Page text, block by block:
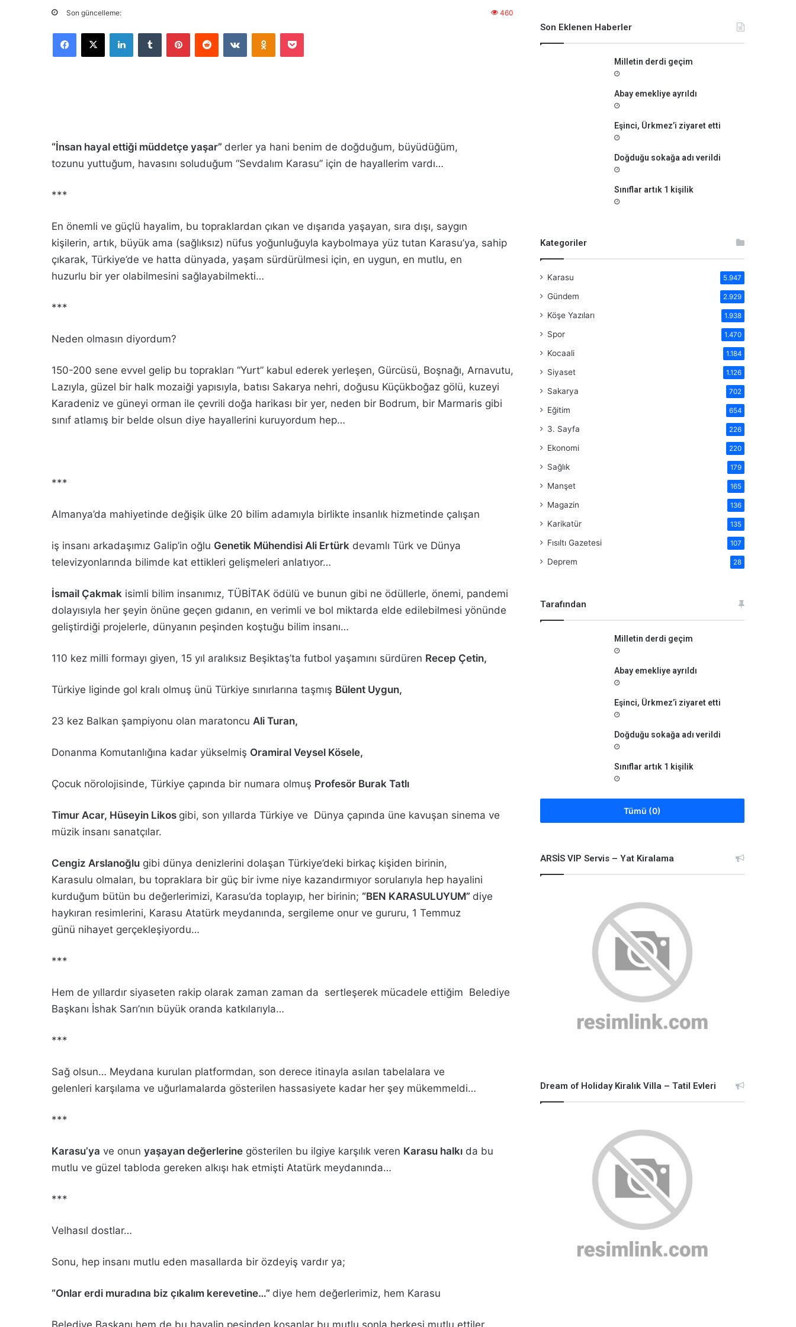
Son güncelleme: 460
“İnsan hayal ettiği müddetçe yaşar” derler ya hani benim de doğduğum, büyüdüğüm,
tozunu yuttuğum, havasını soluduğum “Sevdalım Karasu” için de hayallerim vardı…
***
En önemli ve güçlü hayalim, bu topraklardan çıkan ve dışarıda yaşayan, sıra dışı, saygın
kişilerin, artık, büyük ama (sağlıksız) nüfus yoğunluğuyla kaybolmaya yüz tutan Karasu’ya, sahip
çıkarak, Türkiye’de ve hatta dünyada, yaşam sürdürülmesi için, en uygun, en mutlu, en
huzurlu bir yer olabilmesini sağlayabilmekti…
***
Neden olmasın diyordum?
150-200 sene evvel gelip bu toprakları “Yurt” kabul ederek yerleşen, Gürcüsü, Boşnağı, Arnavutu,
Lazıyla, güzel bir halk mozaiği yapısıyla, batısı Sakarya nehri, doğusu Küçükboğaz gölü, kuzeyi
Karadeniz ve güneyi orman ile çevrili doğa harikası bir yer, neden bir Bodrum, bir Marmaris gibi
sınıf atlamış bir belde olsun diye hayallerini kuruyordum hep…
***
Almanya’da mahiyetinde değişik ülke 20 bilim adamıyla birlikte insanlık hizmetinde çalışan
iş insanı arkadaşımız Galip’in oğlu Genetik Mühendisi Ali Ertürk devamlı Türk ve Dünya
televizyonlarında bilimde kat ettikleri gelişmeleri anlatıyor…
İsmail Çakmak isimli bilim insanımız, TÜBİTAK ödülü ve bunun gibi ne ödüllerle, önemi, pandemi
dolayısıyla her şeyin önüne geçen gıdanın, en verimli ve bol miktarda elde edilebilmesi yönünde
geliştirdiği projelerle, dünyanın peşinden koştuğu bilim insanı…
110 kez milli formayı giyen, 15 yıl aralıksız Beşiktaş’ta futbol yaşamını sürdüren Recep Çetin,
Türkiye liginde gol kralı olmuş ünü Türkiye sınırlarına taşmış Bülent Uygun,
23 kez Balkan şampiyonu olan maratoncu Ali Turan,
Donanma Komutanlığına kadar yükselmiş Oramiral Veysel Kösele,
Çocuk nörolojisinde, Türkiye çapında bir numara olmuş Profesör Burak Tatlı
Timur Acar, Hüseyin Likos gibi, son yıllarda Türkiye ve Dünya çapında üne kavuşan sinema ve
müzik insanı sanatçılar.
Cengiz Arslanoğlu gibi dünya denizlerini dolaşan Türkiye’deki birkaç kişiden birinin,
Karasulu olmaları, bu topraklara bir güç bir ivme niye kazandırmıyor sorularıyla hep hayalini
kurduğum bütün bu değerlerimizi, Karasu’da toplayıp, her birinin; “BEN KARASULUYUM” diye
haykıran resimlerini, Karasu Atatürk meydanında, sergileme onur ve gururu, 1 Temmuz
günü nihayet gerçekleşiyordu…
***
Hem de yıllardır siyaseten rakip olarak zaman zaman da sertleşerek mücadele ettiğim Belediye
Başkanı İshak Sarı’nın büyük oranda katkılarıyla…
***
Sağ olsun… Meydana kurulan platformdan, son derece itinayla asılan tabelalara ve
gelenleri karşılama ve uğurlamalarda gösterilen hassasiyete kadar her şey mükemmeldi…
***
Karasu’ya ve onun yaşayan değerlerine gösterilen bu ilgiye karşılık veren Karasu halkı da bu
mutlu ve güzel tabloda gereken alkışı hak etmişti Atatürk meydanında…
***
Velhasıl dostlar…
Sonu, hep insanı mutlu eden masallarda bir özdeyiş vardır ya;
“Onlar erdi muradına biz çıkalım kerevetine…” diye hem değerlerimiz, hem Karasu
Belediye Başkanı hem de bu hayalin peşinden koşanlar bu mutlu sonla herkesi mutlu ettiler…
Son Eklenen Haberler
Milletin derdi geçim
Abay emekliye ayrıldı
Eşinci, Ürkmez’i ziyaret etti
Doğduğu sokağa adı verildi
Sınıflar artık 1 kişilik
Kategoriler
Karasu 5.947
Gündem 2.929
Köşe Yazıları 1.938
Spor 1.470
Kocaali 1.184
Siyaset 1.126
Sakarya 702
Eğitim 654
3. Sayfa 226
Ekonomi 220
Sağlık 179
Manşet 165
Magazin 136
Karikatür 135
Fısıltı Gazetesi 107
Deprem 28
Tarafından
Milletin derdi geçim
Abay emekliye ayrıldı
Eşinci, Ürkmez’i ziyaret etti
Doğduğu sokağa adı verildi
Sınıflar artık 1 kişilik
Tümü (0)
ARSİS VIP Servis – Yat Kiralama
Dream of Holiday Kiralık Villa – Tatil Evleri